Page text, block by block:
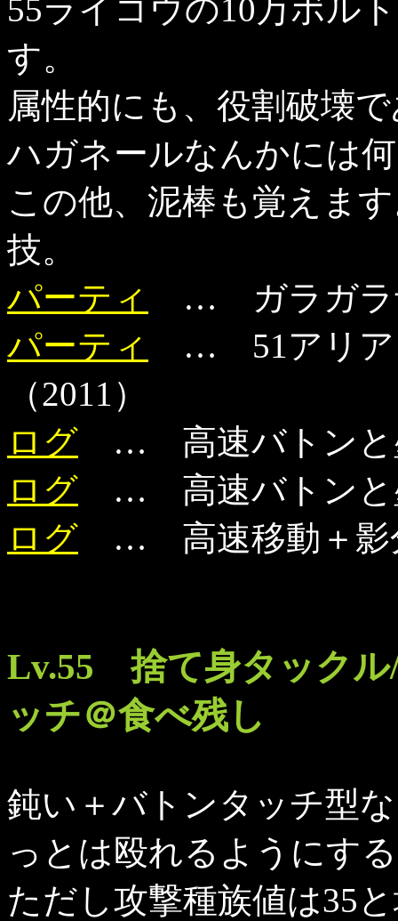
55ライコウの10万ボル
す。
属性的にも、役割破壊
ハガネールなんかには
この他、泥棒も覚えま
技。
パーティ
… ガラガラ
パーティ
… 51アリア
（2011）
ログ … 高速バトンと
ログ … 高速バトンと
ログ … 高速移動＋影
Lv.55 捨て身タックル
ッチ＠食べ残し
鈍い＋バトンタッチ型
っとは殴れるようにす
ただし攻撃種族値は35